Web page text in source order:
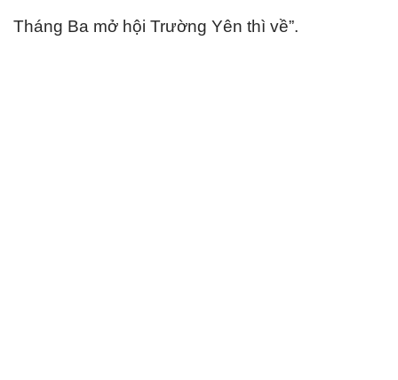
Tháng Ba mở hội Trường Yên thì về”.